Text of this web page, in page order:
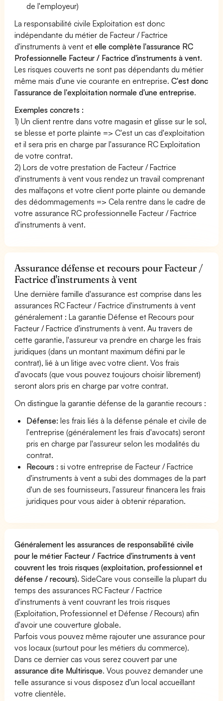
de l'employeur)
La responsabilité civile Exploitation est donc
indépendante du métier de Facteur / Factrice
d'instruments à vent etelle complète l'assurance RC
Professionnelle Facteur / Factrice d'instruments à vent.
Les risques couverts ne sont pas dépendants du métier
même mais d'une vie courante en entreprise.C'est donc
l'assurance de l'exploitation normale d'une entreprise.
Exemples concrets :
1) Un client rentre dans votre magasin et glisse sur le sol,
se blesse et porte plainte => C'est un cas d'exploitation
et il sera pris en charge par l'assurance RC Exploitation
de votre contrat.
2) Lors de votre prestation de Facteur / Factrice
d'instruments à vent vous rendez un travail comprenant
des malfaçons et votre client porte plainte ou demande
des dédommagements => Cela rentre dans le cadre de
votre assurance RC professionnelle Facteur / Factrice
d'instruments à vent.
Assurance défense et recours pour Facteur /
Factrice d'instruments à vent
Une dernière famille d'assurance est comprise dans les
assurances RC Facteur / Factrice d'instruments à vent
généralement : La garantie Défense et Recours pour
Facteur / Factrice d'instruments à vent. Au travers de
cette garantie, l'assureur va prendre en charge les frais
juridiques (dans un montant maximum défini par le
contrat), lié à un litige avec votre client. Vos frais
d'avocats (que vous pouvez toujours choisir librement)
seront alors pris en charge par votre contrat.
On distingue la garantie défense de la garantie recours :
Défense: les frais liés à la défense pénale et civile de
l'entreprise (généralement les frais d'avocats) seront
pris en charge par l'assureur selon les modalités du
contrat.
Recours : si votre entreprise de Facteur / Factrice
d'instruments à vent a subi des dommages de la part
d'un de ses fournisseurs, l'assureur financera les frais
juridiques pour vous aider à obtenir réparation.
Généralement les assurances de responsabilité civile
pour le métier Facteur / Factrice d'instruments à vent
couvrent les trois risques (exploitation, professionnel et
défense / recours). SideCare vous conseille la plupart du
temps des assurances RC Facteur / Factrice
d'instruments à vent couvrant les trois risques
(Exploitation, Professionnel et Défense / Recours) afin
d'avoir une couverture globale.
Parfois vous pouvez même rajouter une assurance pour
vos locaux (surtout pour les métiers du commerce).
Dans ce dernier cas vous serez couvert par une
assurance dite Multirisque. Vous pouvez demander une
telle assurance si vous disposez d'un local accueillant
votre clientèle.